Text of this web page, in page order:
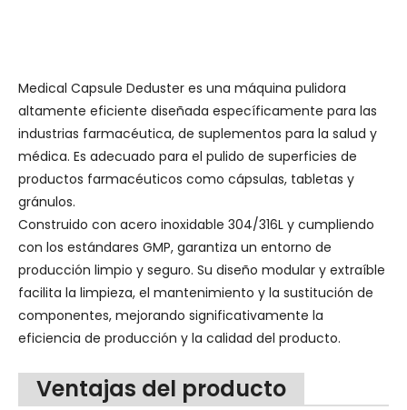
Medical Capsule Deduster es una máquina pulidora
altamente eficiente diseñada específicamente para las
industrias farmacéutica, de suplementos para la salud y
médica. Es adecuado para el pulido de superficies de
productos farmacéuticos como cápsulas, tabletas y
gránulos.
Construido con acero inoxidable 304/316L y cumpliendo
con los estándares GMP, garantiza un entorno de
producción limpio y seguro. Su diseño modular y extraíble
facilita la limpieza, el mantenimiento y la sustitución de
componentes, mejorando significativamente la
eficiencia de producción y la calidad del producto.
Ventajas del producto